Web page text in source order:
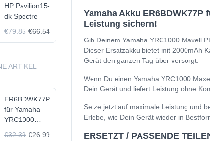
Yamaha Akku ER6BDWK77P
Leistung sichern!
Gib Deinem Yamaha YRC1000 Maxell
Dieser Ersatzakku bietet mit 2000mAh
Gerät den ganzen Tag über versorgt.
Wenn Du einen Yamaha YRC1000
Dein Gerät und liefert Leistung ohne
Setze jetzt auf maximale Leistung und
Erlebe, wie Dein Gerät wieder in
ERSETZT / PASSENDE
HP Pavilion15-
dk Spectre
€79.85 €66.54
ARTIKEL
ER6BDWK77P
für Yamaha
YRC1000
€32.39 €26.99